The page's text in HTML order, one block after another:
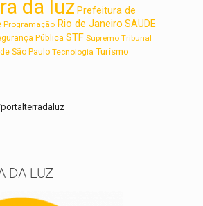
da luz Prefeitura de
Programação Rio de Janeiro SAUDE
Pública STF Supremo Tribunal
São Paulo Tecnologia Turismo
DA LUZ